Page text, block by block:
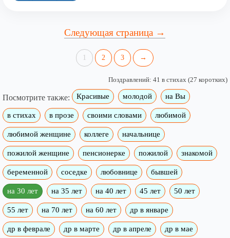
Следующая страница →
1 2 3 →
Поздравлений: 41 в стихах (27 коротких)
Посмотрите также: Красивые молодой на Вы
в стихах в прозе своими словами любимой
любимой женщине коллеге начальнице
пожилой женщине пенсионерке пожилой знакомой
беременной соседке любовнице бывшей
на 30 лет на 35 лет на 40 лет 45 лет 50 лет
55 лет на 70 лет на 60 лет др в январе
др в феврале др в марте др в апреле др в мае